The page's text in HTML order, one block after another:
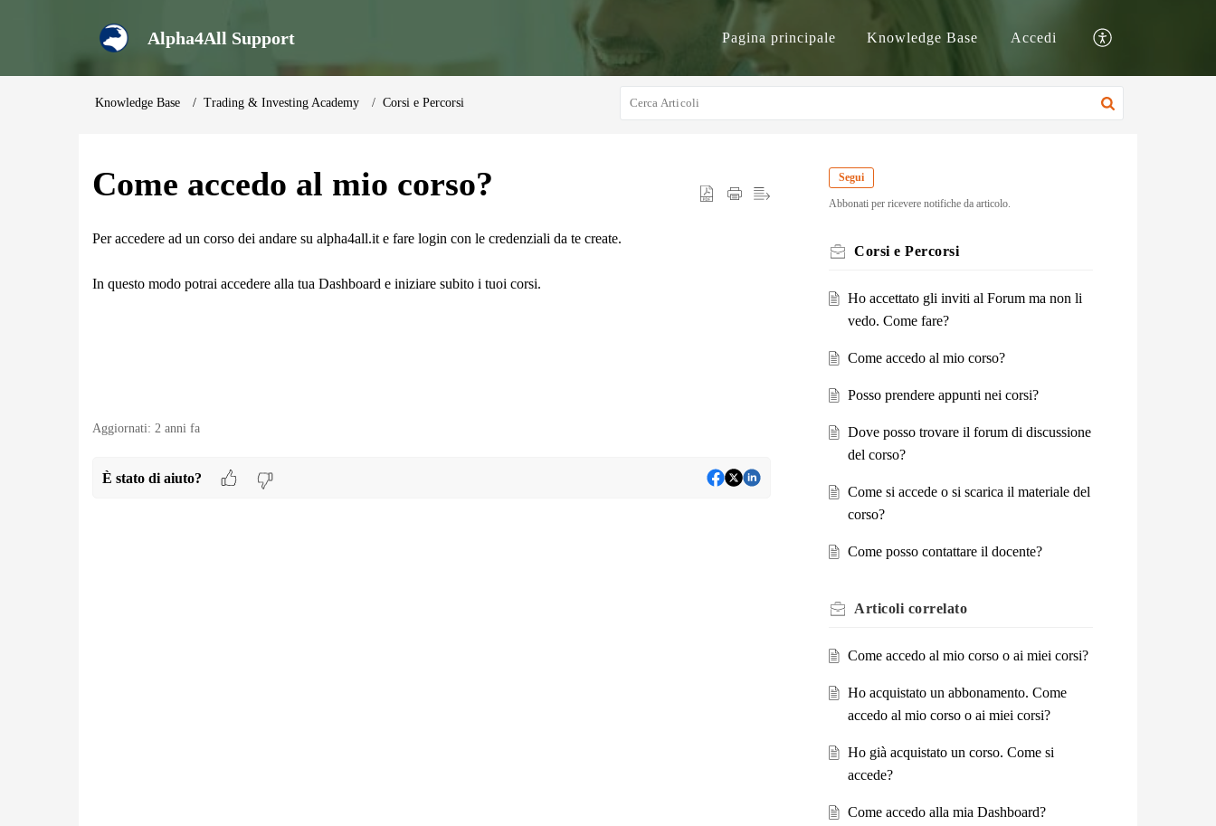
Alpha4All Support Pagina principale Knowledge Base Accedi
Knowledge Base Trading & Investing Academy Corsi e Percorsi
Come accedo al mio corso?
Per accedere ad un corso dei andare su alpha4all.it e fare login con le credenziali da te create.
In questo modo potrai accedere alla tua Dashboard e iniziare subito i tuoi corsi.
Aggiornati: 2 anni fa
È stato di aiuto?
Segui
Abbonati per ricevere notifiche da articolo.
Corsi e Percorsi
Ho accettato gli inviti al Forum ma non li
vedo. Come fare?
Come accedo al mio corso?
Posso prendere appunti nei corsi?
Dove posso trovare il forum di discussione
del corso?
Come si accede o si scarica il materiale del
corso?
Come posso contattare il docente?
Articoli correlato
Come accedo al mio corso o ai miei corsi?
Ho acquistato un abbonamento. Come
accedo al mio corso o ai miei corsi?
Ho già acquistato un corso. Come si
accede?
Come accedo alla mia Dashboard?